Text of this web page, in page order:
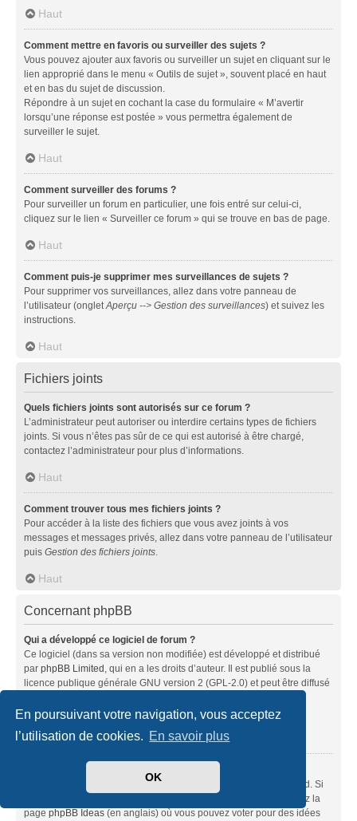
En poursuivant votre navigation, vous acceptez
l’utilisation de cookies. En savoir plus
OK
Haut
Comment mettre en favoris ou surveiller des sujets ?
Vous pouvez ajouter aux favoris ou surveiller un sujet en cliquant sur le
lien approprié dans le menu « Outils de sujet », souvent placé en haut
et en bas du sujet de discussion.
Répondre à un sujet en cochant la case du formulaire « M’avertir
lorsqu’une réponse est postée » vous permettra également de
surveiller le sujet.
Haut
Comment surveiller des forums ?
Pour surveiller un forum en particulier, une fois entré sur celui-ci,
cliquez sur le lien « Surveiller ce forum » qui se trouve en bas de page.
Haut
Comment puis-je supprimer mes surveillances de sujets ?
Pour supprimer vos surveillances, allez dans votre panneau de
l’utilisateur (ongletAperçu --> Gestion des surveillances) et suivez les
instructions.
Haut
Fichiers joints
Quels fichiers joints sont autorisés sur ce forum ?
L’administrateur peut autoriser ou interdire certains types de fichiers
joints. Si vous n’êtes pas sûr de ce qui est autorisé à être chargé,
contactez l’administrateur pour plus d’informations.
Haut
Comment trouver tous mes fichiers joints ?
Pour accéder à la liste des fichiers que vous avez joints à vos
messages et messages privés, allez dans votre panneau de l’utilisateur
puis Gestion des fichiers joints.
Haut
Concernant phpBB
Qui a développé ce logiciel de forum ?
Ce logiciel (dans sa version non modifiée) est développé et distribué
par phpBB Limited, qui en a les droits d’auteur. Il est publié sous la
licence publique générale GNU version 2 (GPL-2.0) et peut être diffusé
À propos de phpBB» (en anglais).
Haut
Ce logiciel a été développé et mis sous licence par phpBB Limited. Si
vous pensez qu’une fonctionnalité nécessite d’être ajoutée, visitez la
page phpBB Ideas (en anglais) où vous pouvez voter pour des idées